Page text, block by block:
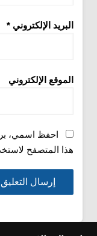
البريد الإلكتروني *
الموقع الإلكتروني
احفظ اسمي،
هذا المتصفح